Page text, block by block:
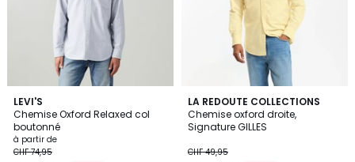
réduction
appliquée.
LEVI'S
Chemise Oxford Relaxed col
boutonné
à partir de
CHF 74,95
4,4
/ 5
3
Couleurs
LA REDOUTE COLLECTIONS
Chemise oxford droite,
Signature GILLES
CHF 49,95